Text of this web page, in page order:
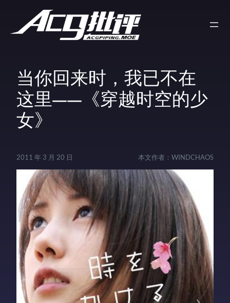
当你回来时，我已不在
这里——《穿越时空的少
女》
2011 年 3 月 20 日 本文作者： WINDCHAOS